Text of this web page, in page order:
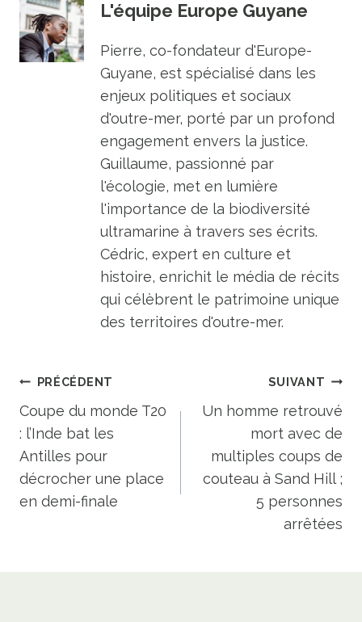
L'équipe Europe Guyane
Pierre, co-fondateur d'Europe-
Guyane, est spécialisé dans les
enjeux politiques et sociaux
d'outre-mer, porté par un profond
engagement envers la justice.
Guillaume, passionné par
l'écologie, met en lumière
l'importance de la biodiversité
ultramarine à travers ses écrits.
Cédric, expert en culture et
histoire, enrichit le média de récits
qui célèbrent le patrimoine unique
des territoires d'outre-mer.
Navigation
de
l’article
PRÉCÉDENT
Coupe du monde T20
: l’Inde bat les
Antilles pour
décrocher une place
en demi-finale
SUIVANT
Un homme retrouvé
mort avec de
multiples coups de
couteau à Sand Hill ;
5 personnes
arrêtées